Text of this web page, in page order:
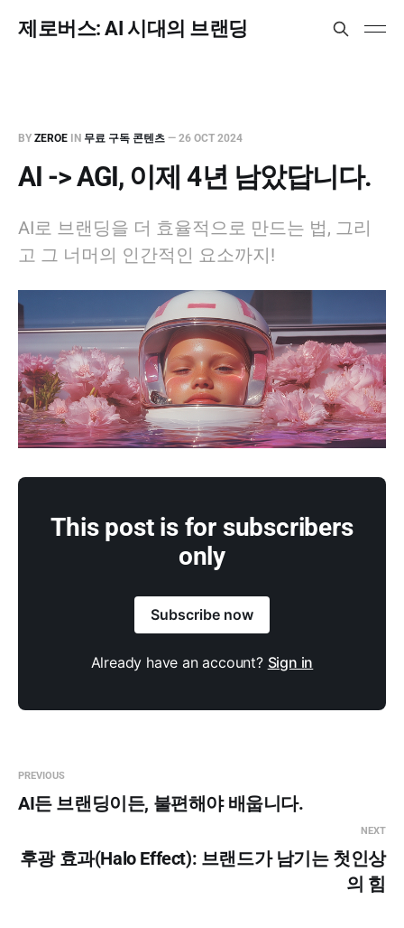
제로버스: AI 시대의 브랜딩
BY ZEROE IN 무료 구독 콘텐츠 — 26 OCT 2024
AI -> AGI, 이제 4년 남았답니다.
AI로 브랜딩을 더 효율적으로 만드는 법, 그리
고 그 너머의 인간적인 요소까지!
This post is for subscribers
only
Subscribe now
Already have an account? Sign in
PREVIOUS
AI든 브랜딩이든, 불편해야 배웁니다.
NEXT
후광 효과(Halo Effect): 브랜드가 남기는 첫인상
의 힘